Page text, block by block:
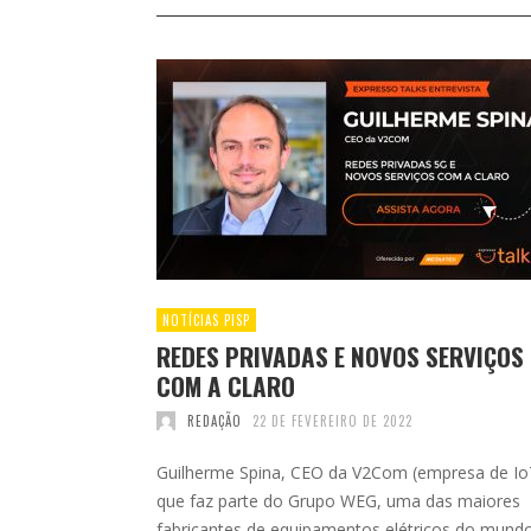
NOTÍCIAS PISP
REDES PRIVADAS E NOVOS SERVIÇOS
COM A CLARO
REDAÇÃO 22 DE FEVEREIRO DE 2022
Guilherme Spina, CEO da V2Com (empresa de
que faz parte do Grupo WEG, uma das maiores